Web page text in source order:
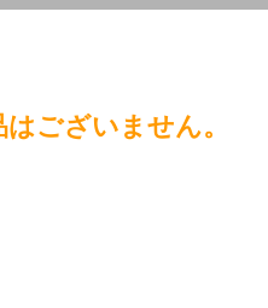
ございません。